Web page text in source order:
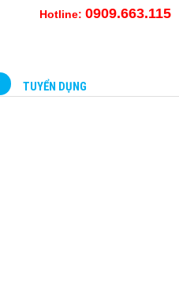
TUYỂN DỤNG
Hotline: 0909.663.115